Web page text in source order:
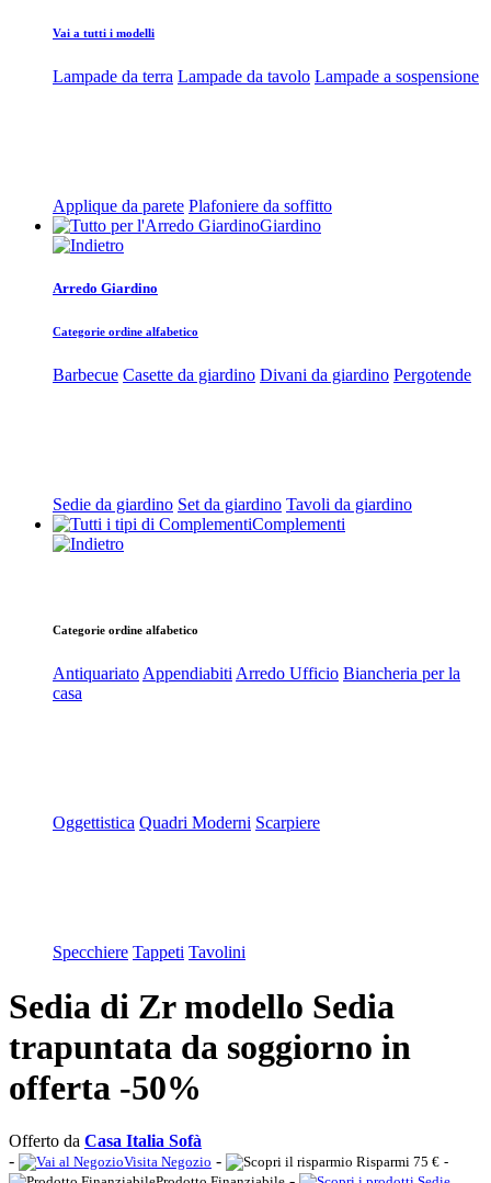
Vai a tutti i modelli
Lampade da terra Lampade da tavolo Lampade a sospensione
Applique da parete Plafoniere da soffitto
Giardino
Arredo Giardino
Categorie ordine alfabetico
Barbecue Casette da giardino Divani da giardino Pergotende
Sedie da giardino Set da giardino Tavoli da giardino
Complementi
Categorie ordine alfabetico
Antiquariato Appendiabiti Arredo Ufficio Biancheria per la
casa
Oggettistica Quadri Moderni Scarpiere
Specchiere Tappeti Tavolini
Sedia di Zr modello Sedia
trapuntata da soggiorno in
offerta -50%
Offerto da Casa Italia Sofà
-
Visita Negozio - Risparmi 75 € -